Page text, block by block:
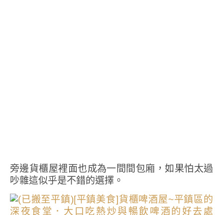
旁邊貨櫃屋裡面也成為一間間包廂，如果怕太過
吵雜這似乎是不錯的選擇。